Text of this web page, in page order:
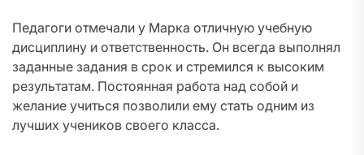
Педагоги отмечали у Марка отличную учебную
дисциплину и ответственность. Он всегда выполнял
заданные задания в срок и стремился к высоким
результатам. Постоянная работа над собой и
желание учиться позволили ему стать одним из
лучших учеников своего класса.